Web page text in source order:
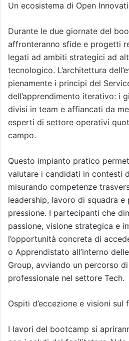
Un ecosistema di Open
Durante le due giornate del
affronteranno sfide e progetti
legati ad ambiti strategici ad
tecnologico. L’architettura
pienamente i principi del
dell’apprendimento iterativo: i
divisi in team e affiancati da
esperti di settore operativi
campo.
Questo impianto pratico
valutare i candidati in contesti
misurando competenze
leadership, lavoro di squadra
pressione. I partecipanti che
passione, visione strategica e
l’opportunità concreta di
o Apprendistato all’interno
Group, avviando un percorso
professionale nel settore Tech.
Ospiti d’eccezione e visioni
I lavori del bootcamp si